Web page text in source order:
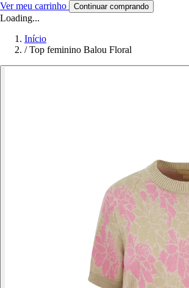
Ver meu carrinho Continuar comprando
Loading...
Início
/ Top feminino Balou Floral